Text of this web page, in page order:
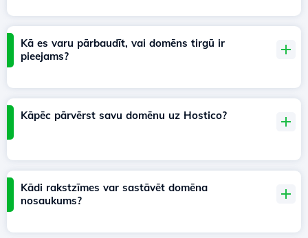
Kā es varu pārbaudīt, vai domēns tirgū ir
pieejams?
Kāpēc pārvērst savu domēnu uz Hostico?
Kādi rakstzīmes var sastāvēt domēna
nosaukums?